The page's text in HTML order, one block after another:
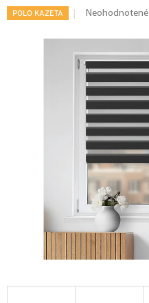
POLO KAZETA Neohodnotené